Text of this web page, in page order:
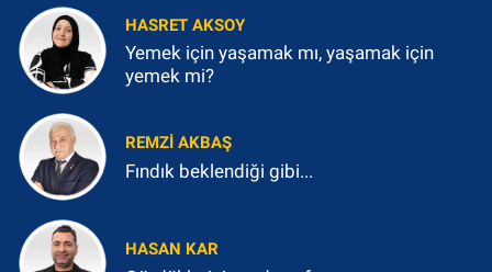
HASRET AKSOY
Yemek için yaşamak mı, yaşamak için
yemek mi?
REMZI AKBAŞ
Fındık beklendiği gibi...
HASAN KAR